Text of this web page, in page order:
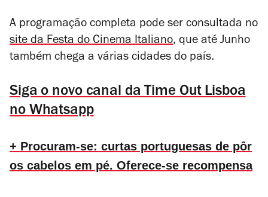
A programação completa pode ser consultada no
site da Festa do Cinema Italiano, que até Junho
também chega a várias cidades do país.
Siga o novo canal da Time Out Lisboa
no Whatsapp
+ Procuram-se: curtas portuguesas de pôr
os cabelos em pé. Oferece-se recompensa